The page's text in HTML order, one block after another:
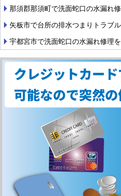
那須郡那須町で洗面蛇口の水漏れ修
矢板市で台所の排水つまりトラブル
宇都宮市で洗面蛇口の水漏れ修理を